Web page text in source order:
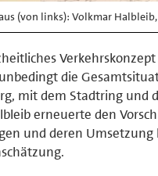
(von links): Volkmar
die
mit dem Stadtring und
erneuerte den
und deren